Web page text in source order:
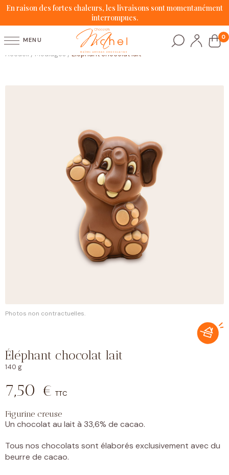
En raison des fortes chaleurs, les livraisons sont momentanément
interrompues.
MENU 0
Accueil / Moulages / Éléphant chocolat lait
Photos non contractuelles.
Éléphant chocolat lait
140 g
7,50 € TTC
Figurine creuse
Un chocolat au lait à 33,6% de cacao.
Tous nos chocolats sont élaborés exclusivement avec du
beurre de cacao.